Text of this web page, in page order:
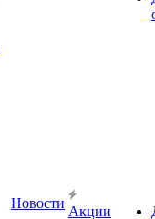
Новости
Акции